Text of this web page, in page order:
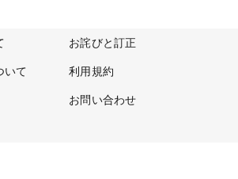
お詫びと訂正
いて 利用規約
お問い合わせ